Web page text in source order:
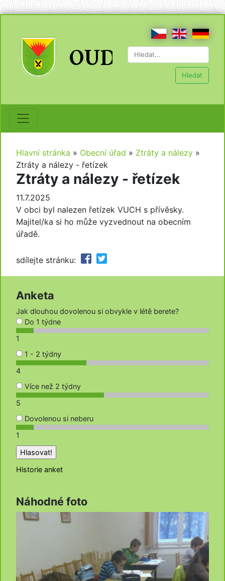
Hledat
Hlavní stránka » Obecní úřad » Ztráty a nálezy »
Ztráty a nálezy - řetízek
Ztráty a nálezy - řetízek
11.7.2025
V obci byl nalezen řetízek VUCH s přívěsky.
Majitel/ka si ho může vyzvednout na obecním
úřadě.
sdílejte stránku:
Anketa
Jak dlouhou dovolenou si obvykle v létě berete?
Do 1 týdne
1
1 - 2 týdny
4
Více než 2 týdny
5
Dovolenou si neberu
1
Historie anket
Náhodné foto